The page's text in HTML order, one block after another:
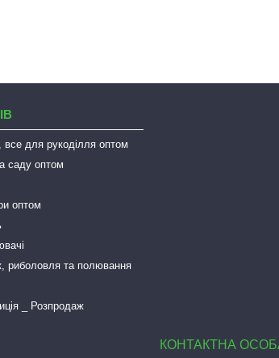
для рукоділля оптом
саду оптом
оптом
риболовля та полювання
_ Розпродаж